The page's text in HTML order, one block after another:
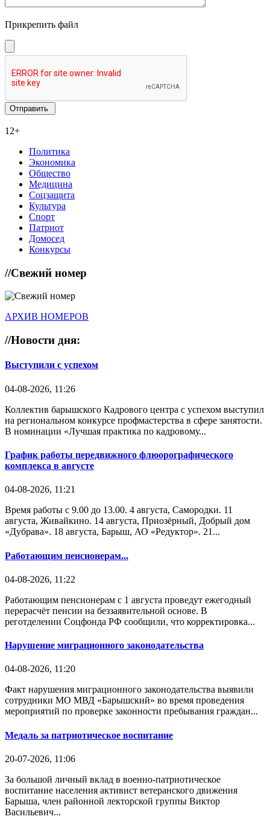
Прикрепить файл
12+
Политика
Экономика
Общество
Медицина
Соцзащита
Культура
Спорт
Патриот
Домосед
Конкурсы
//Свежий номер
АРХИВ НОМЕРОВ
//Новости дня:
Выступили с успехом
04-08-2026, 11:26
Коллектив барышского Кадрового центра с успехом выступил
на региональном конкурсе профмастерства в сфере занятости.
В номинации «Лучшая практика по кадровому...
График работы передвижного флюорографического
комплекса в августе
04-08-2026, 11:21
Время работы с 9.00 до 13.00. 4 августа, Самородки. 11
августа, Живайкино. 14 августа, Приозёрный, Добрый дом
«Дубрава». 18 августа, Барыш, АО «Редуктор». 21...
Работающим пенсионерам...
04-08-2026, 11:22
Работающим пенсионерам с 1 августа проведут ежегодный
перерасчёт пенсии на беззаявительной основе. В
реготделении Соцфонда РФ сообщили, что корректировка...
Нарушение миграционного законодательства
04-08-2026, 11:20
Факт нарушения миграционного законодательства выявили
сотрудники МО МВД «Барышский» во время проведения
мероприятий по проверке законности пребывания граждан...
Медаль за патриотическое воспитание
20-07-2026, 11:06
За большой личный вклад в военно-патриотическое
воспитание населения активист ветеранского движения
Барыша, член районной лекторской группы Виктор
Васильевич...